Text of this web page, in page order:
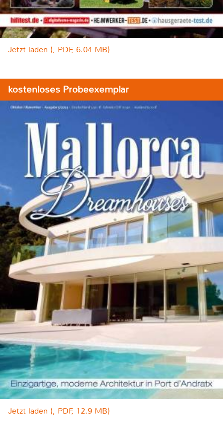
Jetzt laden (, PDF, 6.04 MB)
kostenloses Probeexemplar
Jetzt laden (, PDF, 12.9 MB)